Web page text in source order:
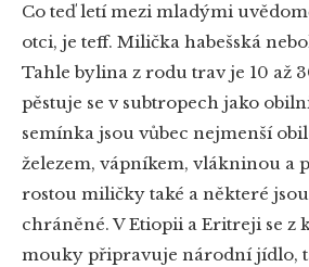
Co teď letí mezi mladými
otci, je teff. Milička habešská
Tahle bylina z rodu trav je 10 až
pěstuje se v subtropech jako
semínka jsou vůbec nejmenší
železem, vápníkem, vlákninou a
rostou miličky také a některé
chráněné. V Etiopii a Eritreji se z
mouky připravuje národní jídlo,